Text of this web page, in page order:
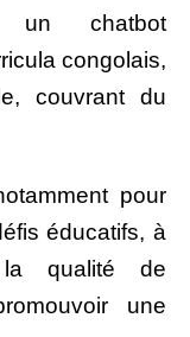
chatbot
congolais,
couvrant du
pour
éducatifs, à
la qualité de
une